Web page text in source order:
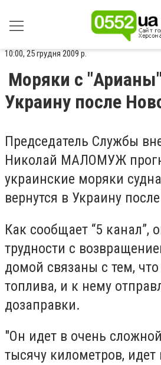
10:00, 25 грудня 2009 р.
Моряки с
Украину после
Председатель Службы
Николай МАЛОМУЖ
украинские моряки
вернутся в Украину
Как сообщает “5 канал”,
трудности с
домой связаны с тем, что
топлива, и к нему
дозаправки.
"Он идет в очень
тысячу километров,